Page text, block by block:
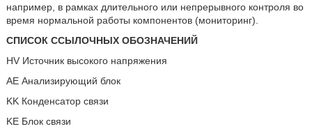
например, в рамках длительного или непрерывного контроля во
время нормальной работы компонентов (мониторинг).
СПИСОК ССЫЛОЧНЫХ ОБОЗНАЧЕНИЙ
HV Источник высокого напряжения
AE Анализирующий блок
KK Конденсатор связи
KE Блок связи